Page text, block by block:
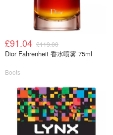
£91.04 £119.00
Dior Fahrenheit 香水喷雾 75ml
Boots